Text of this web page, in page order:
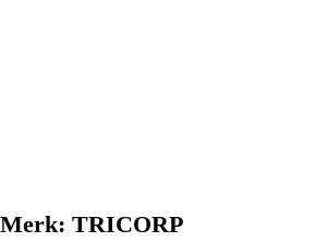
Merk: TRICORP